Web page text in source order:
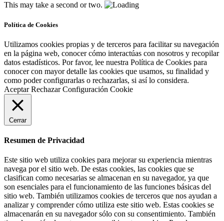
This may take a second or two.
Política de Cookies
Utilizamos cookies propias y de terceros para facilitar su navegación
en la página web, conocer cómo interactúas con nosotros y recopilar
datos estadísticos. Por favor, lee nuestra Política de Cookies para
conocer con mayor detalle las cookies que usamos, su finalidad y
como poder configurarlas o rechazarlas, si así lo considera.
Aceptar Rechazar Configuración Cookie
Cerrar
Resumen de Privacidad
Este sitio web utiliza cookies para mejorar su experiencia mientras
navega por el sitio web. De estas cookies, las cookies que se
clasifican como necesarias se almacenan en su navegador, ya que
son esenciales para el funcionamiento de las funciones básicas del
sitio web. También utilizamos cookies de terceros que nos ayudan a
analizar y comprender cómo utiliza este sitio web. Estas cookies se
almacenarán en su navegador sólo con su consentimiento. También